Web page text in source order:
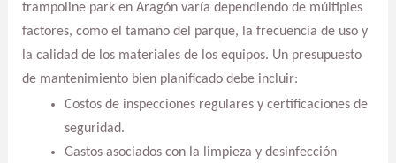
trampoline park en Aragón varía dependiendo de múltiples
factores, como el tamaño del parque, la frecuencia de uso y
la calidad de los materiales de los equipos. Un presupuesto
de mantenimiento bien planificado debe incluir:
Costos de inspecciones regulares y certificaciones de
seguridad.
Gastos asociados con la limpieza y desinfección